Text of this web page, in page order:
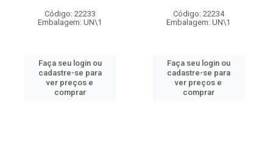
Código: 22233
Embalagem: UN\1
Faça seu login ou
cadastre-se para
ver preços e
comprar
Código: 22234
Embalagem: UN\1
Faça seu login ou
cadastre-se para
ver preços e
comprar